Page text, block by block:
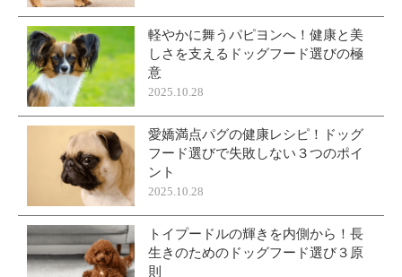
軽やかに舞うパピヨンへ！健康と美
しさを支えるドッグフード選びの極
意
2025.10.28
愛嬌満点パグの健康レシピ！ドッグ
フード選びで失敗しない３つのポイ
ント
2025.10.28
トイプードルの輝きを内側から！長
生きのためのドッグフード選び３原
則